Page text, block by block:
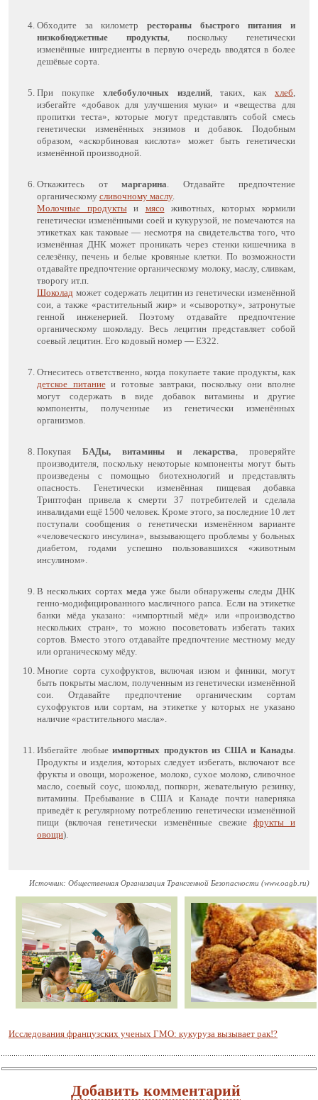
Обходите за километр рестораны быстрого питания и
низкобюджетные продукты, поскольку генетически
изменённые ингредиенты в первую очередь вводятся в более
дешёвые сорта.
При покупке хлебобулочных изделий, таких, какхлеб
избегайте «добавок для улучшения муки» и «вещества для
пропитки теста», которые могут представлять собой смесь
генетически изменённых энзимов и добавок. Подобным
образом, «аскорбиновая кислота» может быть генетически
изменённой производной.
Откажитесь от маргарина . Отдавайте предпочтение
органическому сливочному маслу.
Молочные продуктыи мясо животных, которых кормили
генетически изменёнными соей и кукурузой, не помечаются на
этикетках как таковые — несмотря на свидетельства того, что
изменённая ДНК может проникать через стенки кишечника в
селезёнку, печень и белые кровяные клетки. По возможности
отдавайте предпочтение органическому молоку, маслу, сливкам,
творогу ит.п.
Шоколад может содержать лецитин из генетически изменённой
сои, а также «растительный жир» и «сыворотку», затронутые
генной инженерией. Поэтому отдавайте предпочтение
органическому шоколаду. Весь лецитин представляет собой
соевый лецитин. Его кодовый номер — Е322.
Отнеситесь ответственно, когда покупаете такие продукты, как
детское питаниеи готовые завтраки, поскольку они вполне
могут содержать в виде добавок витамины и другие
компоненты, полученные из генетически изменённых
организмов.
ПокупаяБАДы, витамины и лекарства , проверяйте
производителя, поскольку некоторые компоненты могут быть
произведены с помощью биотехнологий и представлять
опасность. Генетически изменённая пищевая добавка
Триптофан привела к смерти 37 потребителей и сделала
инвалидами ещё 1500 человек. Кроме этого, за последние 10 лет
поступали сообщения о генетически изменённом варианте
«человеческого инсулина», вызывающего проблемы у больных
диабетом, годами успешно пользовавшихся «животным
инсулином».
В нескольких сортах меда уже были обнаружены следы ДНК
генно-модифицированного масличного рапса. Если на этикетке
банки мёда указано: «импортный мёд» или «производство
нескольких стран», то можно посоветовать избегать таких
сортов. Вместо этого отдавайте предпочтение местному меду
или органическому мёду.
Многие сорта сухофруктов, включая изюм и финики, могут
быть покрыты маслом, полученным из генетически изменённой
сои. Отдавайте предпочтение органическим сортам
сухофруктов или сортам, на этикетке у которых не указано
наличие «растительного масла».
Избегайте любыеимпортных продуктов из США и Канады
Продукты и изделия, которых следует избегать, включают все
фрукты и овощи, мороженое, молоко, сухое молоко, сливочное
масло, соевый соус, шоколад, попкорн, жевательную резинку,
витамины. Пребывание в США и Канаде почти наверняка
приведёт к регулярному потреблению генетически изменённой
пищи (включая генетически изменённые свежие фрукты и
овощи).
Источник: Общественная Организация Трансгенной Безопасности (www.oagb.ru)
Исследования французских ученых ГМО: кукуруза вызывает рак!?
Добавить комментарий